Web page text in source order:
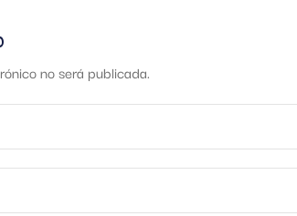
no será publicada.